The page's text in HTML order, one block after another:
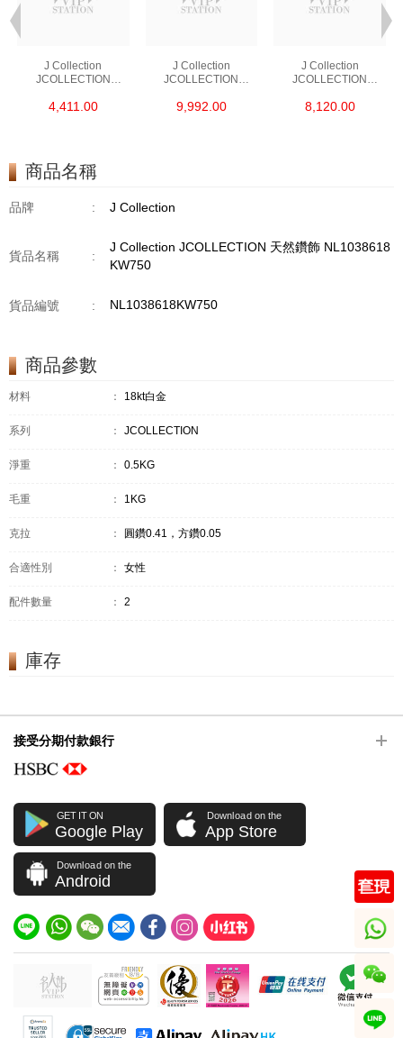
J Collection
JCOLLECTION
RDDI 0.48 CT18KR
4,411.00
J Collection
JCOLLECTION
RDDI 1.34 CT18KW
9,992.00
J Collection
JCOLLECTION
W/DIAMOND 7
8,120.00
商品名稱
品牌 : J Collection
貨品名稱 :
J Collection JCOLLECTION 天然鑽飾 NL1038618
KW750
貨品編號 : NL1038618KW750
商品參數
材料 ： 18kt白金
系列 ： JCOLLECTION
淨重 ： 0.5KG
毛重 ： 1KG
克拉 ： 圓鑽0.41，方鑽0.05
合適性別 ： 女性
配件數量 ： 2
庫存
接受分期付款銀行
GET IT ON
Google Play
Download on the
App Store
Download on the
Android
whatsapp